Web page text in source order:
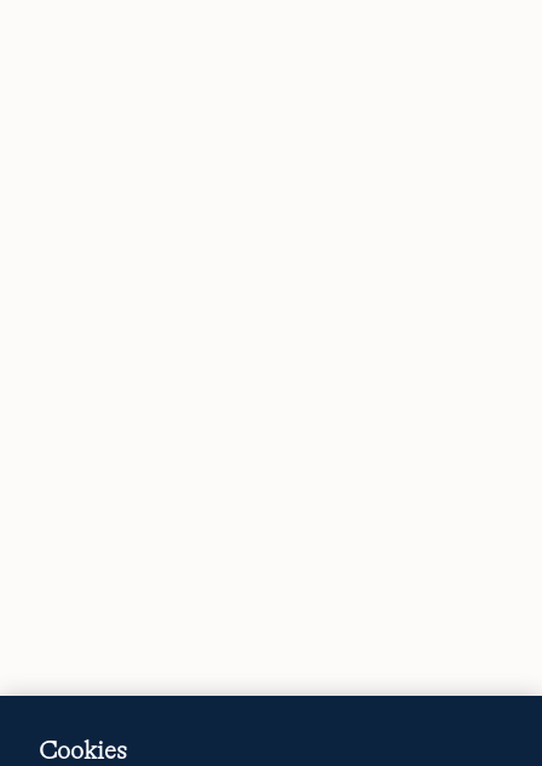
Cookies